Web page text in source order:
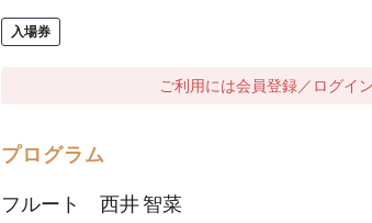
入場券
ご利用には会員登録／ログイ
プログラム
フルート 西井 智菜